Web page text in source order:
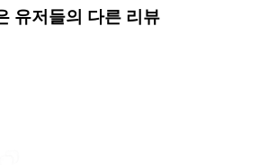
유저들의 다른 리뷰